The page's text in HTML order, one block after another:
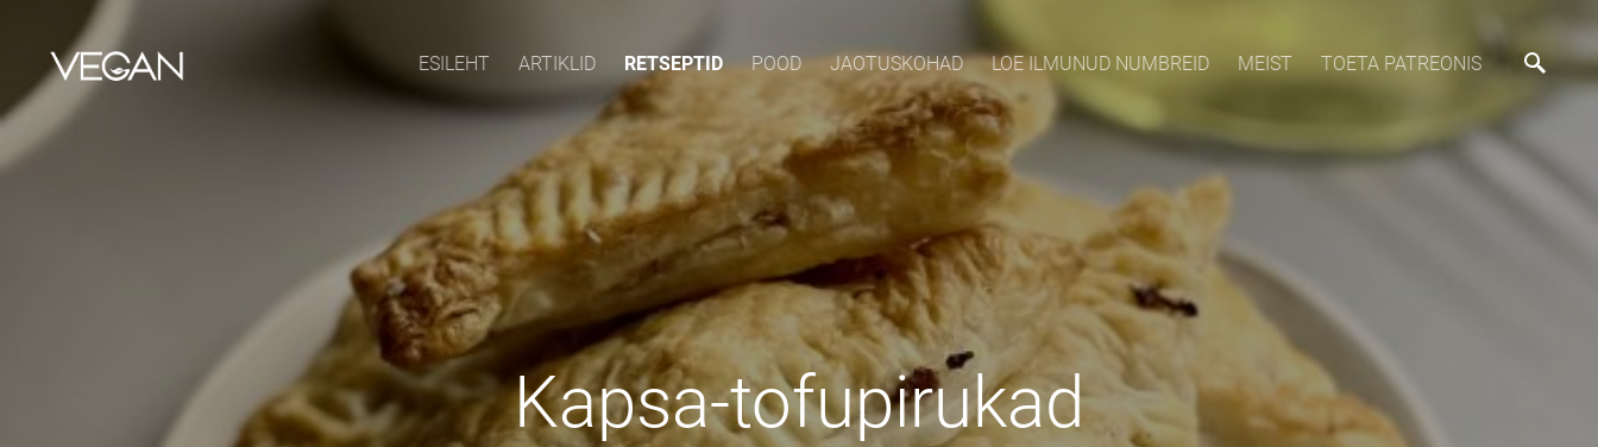
ESILEHT ARTIKLID RETSEPTID POOD JAOTUSKOHAD LOE ILMUNUD NUMBREID MEIST TOETA PATREONIS
Kapsa-tofupirukad